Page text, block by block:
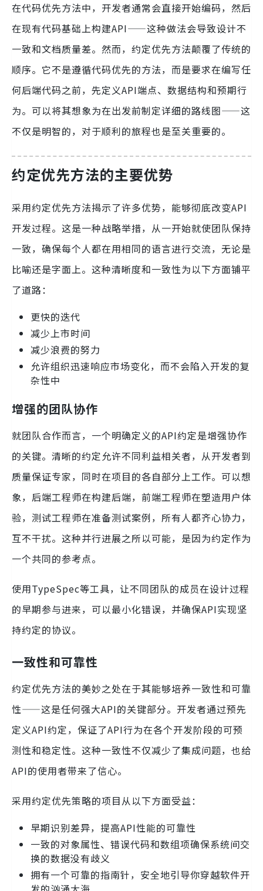
在代码优先方法中，开发者通常会直接开始编码，然后
在现有代码基础上构建API——这种做法会导致设计不
一致和文档质量差。然而，约定优先方法颠覆了传统的
顺序。它不是遵循代码优先的方法，而是要求在编写任
何后端代码之前，先定义API端点、数据结构和预期行
为。可以将其想象为在出发前制定详细的路线图——这
不仅是明智的，对于顺利的旅程也是至关重要的。
约定优先方法的主要优势
采用约定优先方法揭示了许多优势，能够彻底改变API
开发过程。这是一种战略举措，从一开始就使团队保持
一致，确保每个人都在用相同的语言进行交流，无论是
比喻还是字面上。这种清晰度和一致性为以下方面铺平
了道路：
更快的迭代
减少上市时间
减少浪费的努力
允许组织迅速响应市场变化，而不会陷入开发的复
杂性中
增强的团队协作
就团队合作而言，一个明确定义的API约定是增强协作
的关键。清晰的约定允许不同利益相关者，从开发者到
质量保证专家，同时在项目的各自部分上工作。可以想
象，后端工程师在构建后端，前端工程师在塑造用户体
验，测试工程师在准备测试案例，所有人都齐心协力，
互不干扰。这种并行进展之所以可能，是因为约定作为
一个共同的参考点。
使用TypeSpec等工具，让不同团队的成员在设计过程
的早期参与进来，可以最小化错误，并确保API实现坚
持约定的协议。
一致性和可靠性
约定优先方法的美妙之处在于其能够培养一致性和可靠
性——这是任何强大API的关键部分。开发者通过预先
定义API约定，保证了API行为在各个开发阶段的可预
测性和稳定性。这种一致性不仅减少了集成问题，也给
API的使用者带来了信心。
采用约定优先策略的项目从以下方面受益：
早期识别差异，提高API性能的可靠性
一致的对象属性、错误代码和数组项确保系统间交
换的数据没有歧义
拥有一个可靠的指南针，安全地引导你穿越软件开